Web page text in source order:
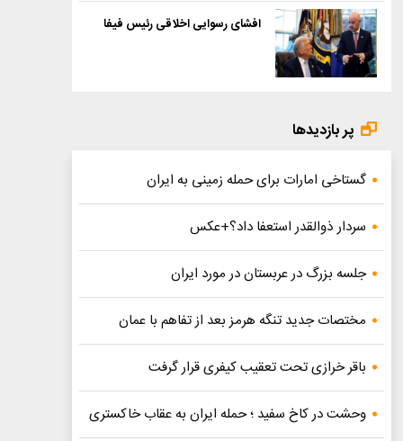
افشای رسوایی اخلاقی رئیس فیفا
پر بازدیدها
گستاخی امارات برای حمله زمینی به ایران
سردار ذوالقدر استعفا داد؟+عکس
جلسه بزرگ در عربستان در مورد ایران
مختصات جدید تنگه هرمز بعد از تفاهم با عمان
باقر خرازی تحت تعقیب کیفری قرار گرفت
وحشت در کاخ سفید ؛ حمله ایران به عقاب خاکستری